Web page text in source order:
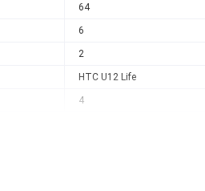
64
6
2
HTC U12 Life
4